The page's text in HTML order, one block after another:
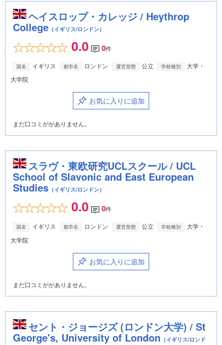
ヘイスロップ・カレッジ / Heythrop
College （イギリス/ロンドン）
0.0 0件
国名 イギリス 都市名 ロンドン 運営形態 公立 学校種別
大学・
大学院
お気に入りに追加
まだ口コミががありません。
スラヴ・東欧研究UCLスクール / UCL
School of Slavonic and East European
Studies （イギリス/ロンドン）
0.0 0件
国名 イギリス 都市名 ロンドン 運営形態 公立 学校種別
大学・
大学院
お気に入りに追加
まだ口コミががありません。
セント・ジョージズ (ロンドン大学) / St
George's, University of London （イギリス/ロンド